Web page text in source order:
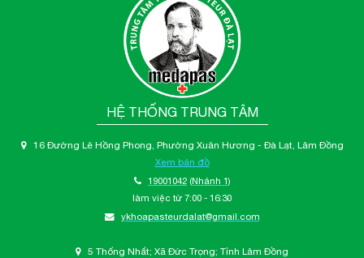
HỆ THỐNG TRUNG TÂM
16 Đường Lê Hồng Phong, Phường Xuân Hương - Đà Lạt, Lâm Đồng
Xem bản đồ
19001042 (Nhánh 1)
làm việc từ 7:00 - 16:30
ykhoapasteurdalat@gmail.com
5 Thống Nhất; Xã Đức Trọng; Tỉnh Lâm Đồng